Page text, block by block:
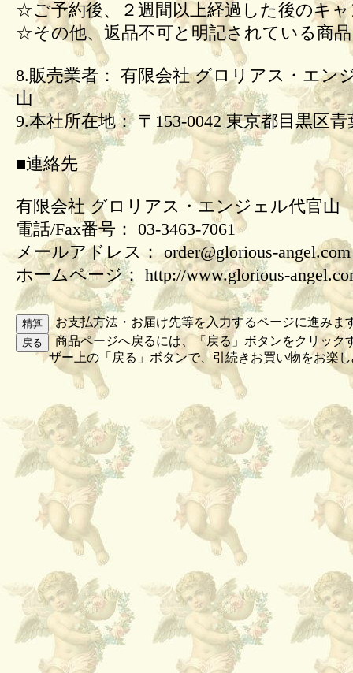
☆ご予約後、２週間以上経過した後のキ
☆その他、返品不可と明記されている商
8.販売業者： 有限会社 グロリアス・エン
山
9.本社所在地： 〒153-0042 東京都目黒区青
■連絡先
有限会社 グロリアス・エンジェル代官山
電話/Fax番号： 03-3463-7061
メールアドレス： order@glorious-angel.com
ホームページ： http://www.glorious-
お支払方法・お届け先等を入力するページに進みま
商品ページへ戻るには、「戻る」ボタンをクリック
ザー上の「戻る」ボタンで、引続きお買い物をお楽